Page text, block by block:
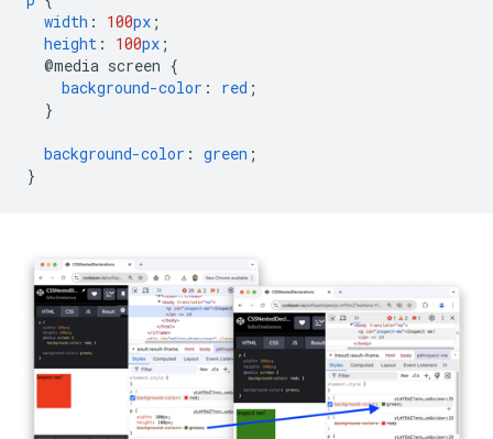
width : 100px ;
height : 100px ;
@media screen {
background-color : red ;
}
background-color : green ;
}